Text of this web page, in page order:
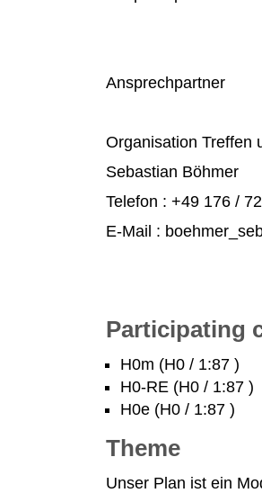
Ansprechpartner
Organisation Treffen
Sebastian Böhmer
Telefon : +49 176 /
E-Mail :
Participating
H0m (H0 / 1:87 )
H0-RE (H0 / 1:87 )
H0e (H0 / 1:87 )
Theme
Unser Plan ist ein